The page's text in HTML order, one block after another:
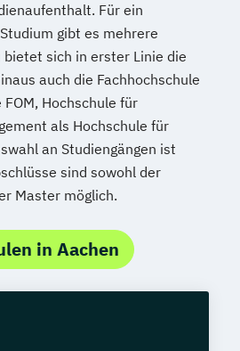
Kinder und
und Inklusion
UX Design
Für ein
gibt es mehrere
bietet sich in erster Linie die
auch die Fachhochschule
Hochschule für
als Hochschule für
an Studiengängen ist
sind sowohl der
Master möglich.
in Aachen